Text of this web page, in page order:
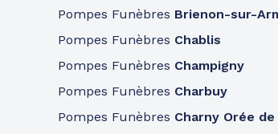
Pompes Funèbres Brienon-sur-
Pompes Funèbres Chablis
Pompes Funèbres Champigny
Pompes Funèbres Charbuy
Pompes Funèbres Charny Orée de